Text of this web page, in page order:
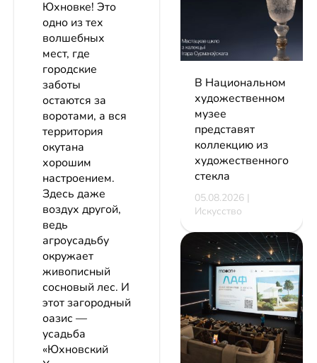
Юхновке! Это
одно из тех
волшебных
мест, где
городские
заботы
остаются за
воротами, а вся
территория
окутана
хорошим
настроением.
Здесь даже
воздух другой,
ведь
агроусадьбу
окружает
живописный
сосновый лес. И
этот загородный
оазис —
усадьба
«Юхновский
В Национальном
художественном
музее
представят
коллекцию из
художественного
стекла
05.08.2026 |
Искусство